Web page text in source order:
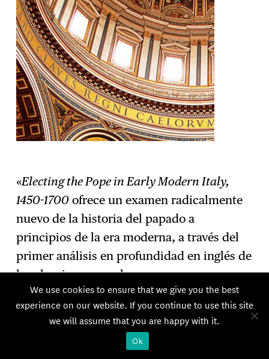
«Electing the Pope in Early Modern Italy,
1450-1700 ofrece un examen radicalmente
nuevo de la historia del papado a
principios de la era moderna, a través del
primer análisis en profundidad en inglés de
las elecciones papales.
Las elecciones papales, con su fastuoso
ceremonial y su carácter dramático,
constituyen un espectáculo fascinante.
We use cookies to ensure that we give you the best
experience on our website. If you continue to use this site
we will assume that you are happy with it.
Ok